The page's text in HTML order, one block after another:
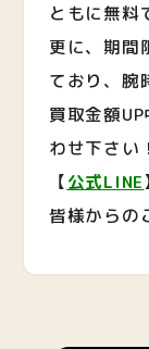
ともに無料
更に、期間
ており、腕
買取金額
わせ下さい
【公式LINE
皆様からの